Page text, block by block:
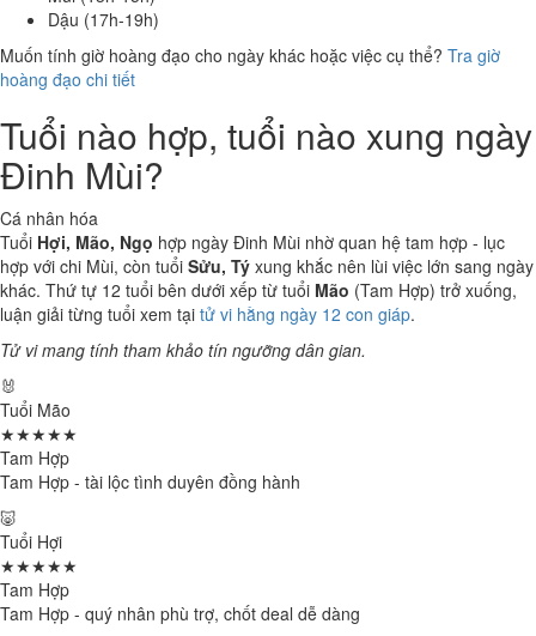
Dậu (17h-19h)
Muốn tính giờ hoàng đạo cho ngày khác hoặc việc cụ thể? Tra giờ
hoàng đạo chi tiết
Tuổi nào hợp, tuổi nào xung ngày
Đinh Mùi?
Cá nhân hóa
Tuổi Hợi, Mão, Ngọ hợp ngày Đinh Mùi nhờ quan hệ tam hợp - lục
hợp với chi Mùi, còn tuổi Sửu, Tý xung khắc nên lùi việc lớn sang ngày
khác. Thứ tự 12 tuổi bên dưới xếp từ tuổi Mão (Tam Hợp) trở xuống,
luận giải từng tuổi xem tại tử vi hằng ngày 12 con giáp.
Tử vi mang tính tham khảo tín ngưỡng dân gian.
🐰
Tuổi Mão
★★★★★
Tam Hợp
Tam Hợp - tài lộc tình duyên đồng hành
🐷
Tuổi Hợi
★★★★★
Tam Hợp
Tam Hợp - quý nhân phù trợ, chốt deal dễ dàng